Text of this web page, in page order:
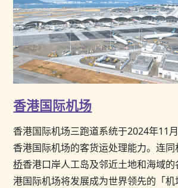
香港国际机场
香港国际机场三跑道系统于2024年11
香港国际机场的客货运处理能力。连
桥香港口岸人工岛及邻近土地和海域
港国际机场将发展成为世界领先的「机